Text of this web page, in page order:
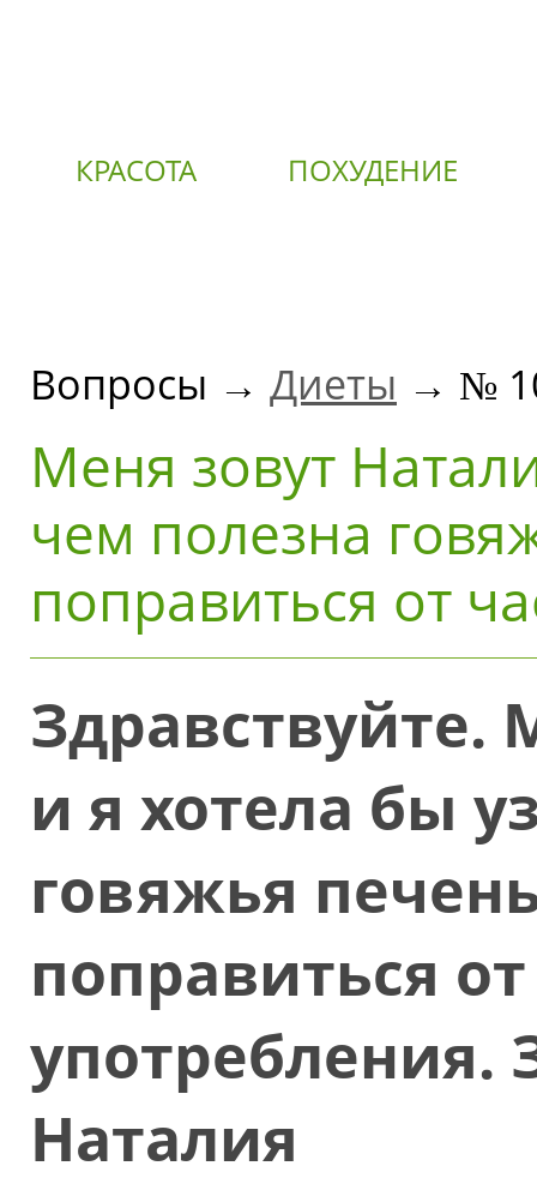
КРАСОТА ПОХУДЕНИЕ
Вопросы → Диеты → №
Меня зовут
чем полезна
поправиться от
Здравствуйте.
и я хотела бы
говяжья
поправиться
употребления.
Наталия